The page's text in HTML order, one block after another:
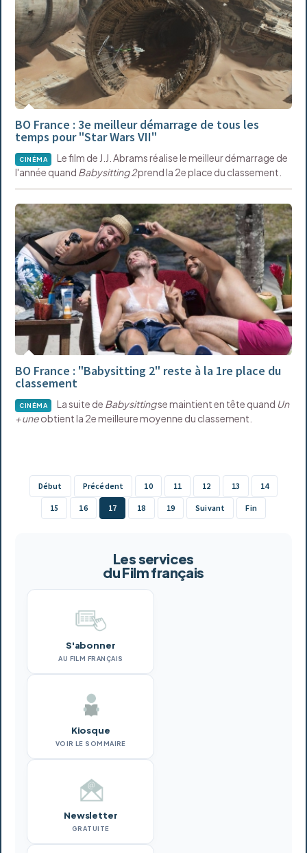
BO France : 3e meilleur démarrage de tous les
temps pour "Star Wars VII"
CINÉMA
Le film de J.J. Abrams réalise le meilleur démarrage de
l'année quand Babysitting 2prend la 2e place du classement.
BO France : "Babysitting 2" reste à la 1re place du
classement
CINÉMA La suite de Babysittingse maintient en tête quand Un
+ uneobtient la 2e meilleure moyenne du classement.
Début Précédent 10 11 12 13 14
15 16 17 18 19 Suivant Fin
Les services
du Film français
S'abonner
AU FILM FRANÇAIS
Kiosque
VOIR LE SOMMAIRE
Newsletter
GRATUITE